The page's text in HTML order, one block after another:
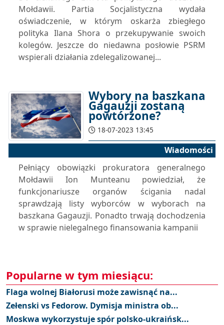
Mołdawii. Partia Socjalistyczna wydała
oświadczenie, w którym oskarża zbiegłego
polityka Ilana Shora o przekupywanie swoich
kolegów. Jeszcze do niedawna posłowie PSRM
wspierali działania zdelegalizowanej...
Wybory na baszkana
Gagauzji zostaną
powtórzone?
18-07-2023 13:45
Wiadomości
Pełniący obowiązki prokuratora generalnego
Mołdawii Ion Munteanu powiedział, że
funkcjonariusze organów ścigania nadal
sprawdzają listy wyborców w wyborach na
baszkana Gagauzji. Ponadto trwają dochodzenia
w sprawie nielegalnego finansowania kampanii
Popularne w tym miesiącu:
Flaga wolnej Białorusi może zawisnąć na...
Zełenski vs Fedorow. Dymisja ministra ob...
Moskwa wykorzystuje spór polsko-ukraińsk...